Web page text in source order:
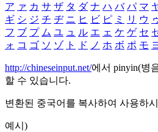
ア ァ カ サ ザ タ ダ ナ ハ バ パ マ
ギ シ ジ チ ヂ ニ ヒ ビ ピ ミ リ ウ
フ ブ プ ム ユ ュ ル エ ェ ケ ゲ セ
ォ コ ゴ ソ ゾ ト ド ノ ホ ボ ポ モ
http://chineseinput.net/에서 pinyin(병
할 수 있습니다.
변환된 중국어를 복사하여 사용하
예시)